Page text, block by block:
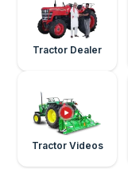
Tractor Dealer
Tractor Videos